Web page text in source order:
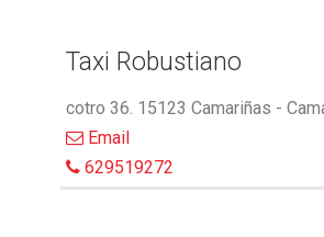
Taxi Robustiano
cotro 36. 15123 Camariñas -
Email
629519272